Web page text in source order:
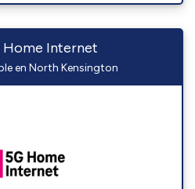
Internet
en North Kensington